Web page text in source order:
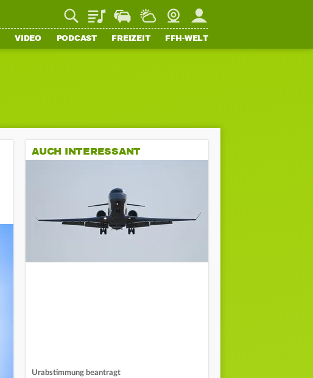
PlaylistStaupilotWetterWebcamMein FFH
VIDEO PODCAST FREIZEIT FFH-WELT
AUCH INTERESSANT
Urabstimmung beantragt